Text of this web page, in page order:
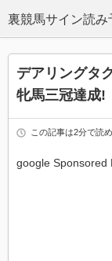
デアリングタ
牝馬三冠達成!
この記事は2分で読
google Sponsored